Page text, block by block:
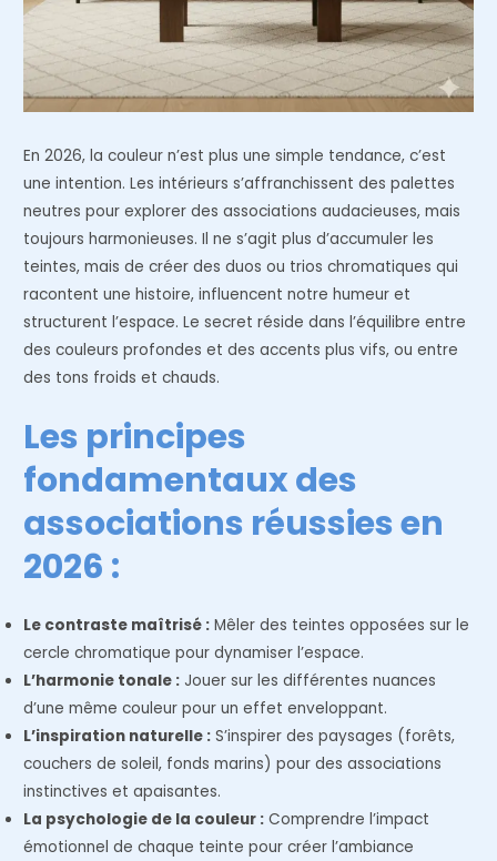
En 2026, la couleur n’est plus une simple tendance, c’est
une intention. Les intérieurs s’affranchissent des palettes
neutres pour explorer des associations audacieuses, mais
toujours harmonieuses. Il ne s’agit plus d’accumuler les
teintes, mais de créer des duos ou trios chromatiques qui
racontent une histoire, influencent notre humeur et
structurent l’espace. Le secret réside dans l’équilibre entre
des couleurs profondes et des accents plus vifs, ou entre
des tons froids et chauds.
Les principes
fondamentaux des
associations réussies en
2026 :
Le contraste maîtrisé : Mêler des teintes opposées sur le
cercle chromatique pour dynamiser l’espace.
L’harmonie tonale : Jouer sur les différentes nuances
d’une même couleur pour un effet enveloppant.
L’inspiration naturelle : S’inspirer des paysages (forêts,
couchers de soleil, fonds marins) pour des associations
instinctives et apaisantes.
La psychologie de la couleur : Comprendre l’impact
émotionnel de chaque teinte pour créer l’ambiance